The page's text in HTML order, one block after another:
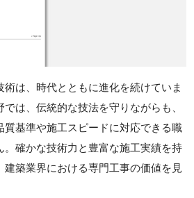
は、時代とともに進化を続けていま
は、伝統的な技法を守りながらも、
質基準や施工スピードに対応できる職
。確かな技術力と豊富な施工実績を持
建築業界における専門工事の価値を見